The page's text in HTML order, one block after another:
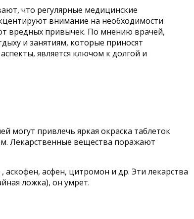
что регулярные медицинские
внимание на необходимости
вредных привычек. По мнению врачей,
и занятиям, которые приносят
является ключом к долгой и
могут привлечь яркая окраска таблеток
Лекарственные вещества поражают
аскофен, асфен, цитромон и др. Эти лекарства
ложка), он умрет.